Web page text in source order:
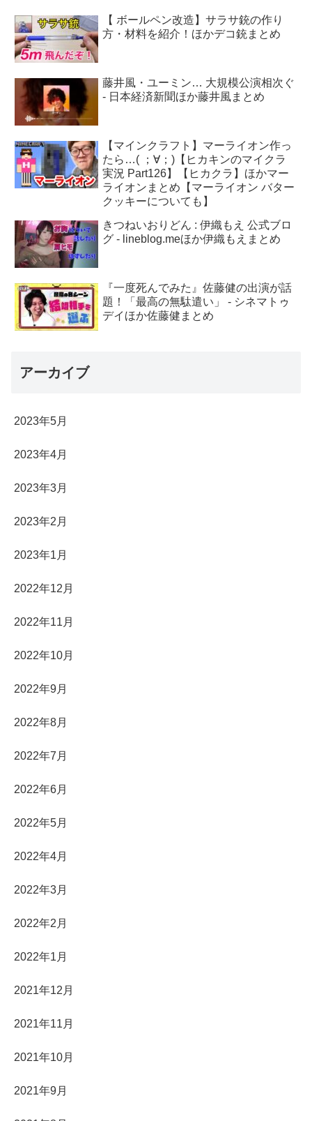
【 ボールペン改造】サラサ銃の作り
方・材料を紹介！ほかデコ銃まとめ
藤井風・ユーミン… 大規模公演相次ぐ
- 日本経済新聞ほか藤井風まとめ
【マインクラフト】マーライオン作っ
たら…( ；∀；)【ヒカキンのマイクラ
実況 Part126】【ヒカクラ】ほかマー
ライオンまとめ【マーライオン バター
クッキーについても】
きつねいおりどん : 伊織もえ 公式ブロ
グ - lineblog.meほか伊織もえまとめ
『一度死んでみた』佐藤健の出演が話
題！「最高の無駄遣い」 - シネマトゥ
デイほか佐藤健まとめ
アーカイブ
2023年5月
2023年4月
2023年3月
2023年2月
2023年1月
2022年12月
2022年11月
2022年10月
2022年9月
2022年8月
2022年7月
2022年6月
2022年5月
2022年4月
2022年3月
2022年2月
2022年1月
2021年12月
2021年11月
2021年10月
2021年9月